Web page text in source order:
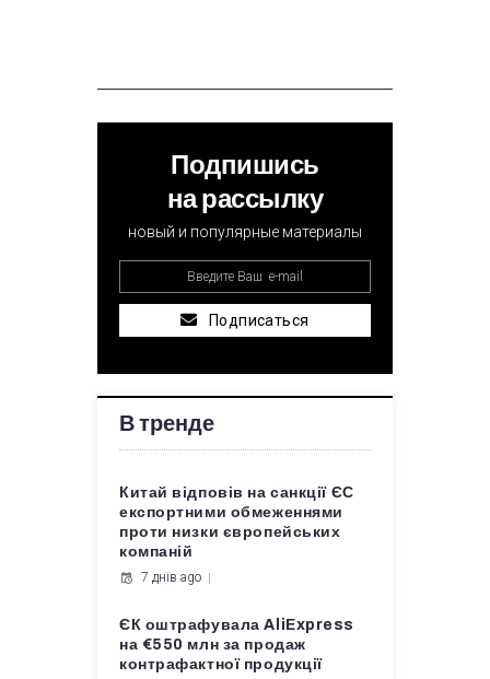
Подпишись
на рассылку
новый и популярные материалы
Подписаться
В тренде
Китай відповів на санкції ЄС
експортними обмеженнями
проти низки європейських
компаній
7 днів ago
ЄК оштрафувала AliExpress
на €550 млн за продаж
контрафактної продукції